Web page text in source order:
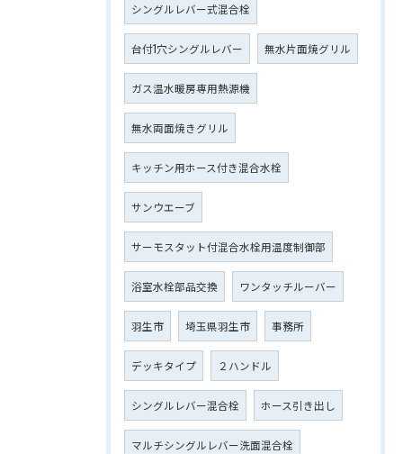
シングルレバー式混合栓
台付1穴シングルレバー 無水片面焼グリル
ガス温水暖房専用熱源機
無水両面焼きグリル
キッチン用ホース付き混合水栓
サンウエーブ
サーモスタット付混合水栓用温度制御部
浴室水栓部品交換 ワンタッチルーバー
羽生市 埼玉県羽生市 事務所
デッキタイプ ２ハンドル
シングルレバー混合栓 ホース引き出し
マルチシングルレバー洗面混合栓